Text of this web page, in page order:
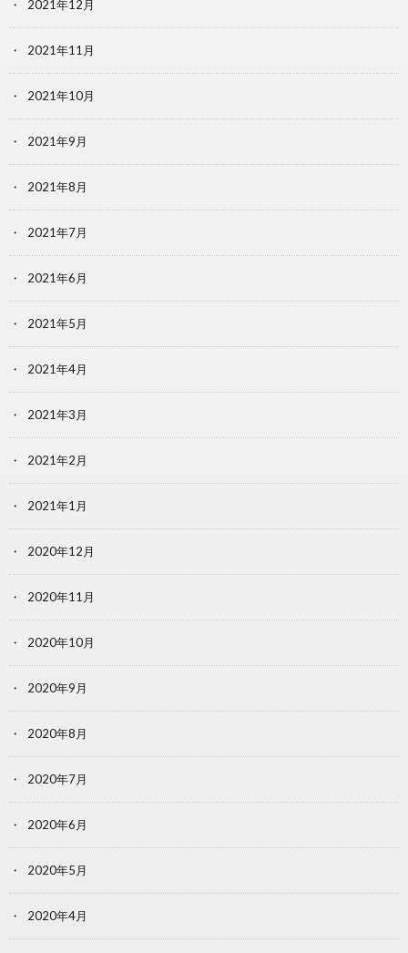
2021年12月
2021年11月
2021年10月
2021年9月
2021年8月
2021年7月
2021年6月
2021年5月
2021年4月
2021年3月
2021年2月
2021年1月
2020年12月
2020年11月
2020年10月
2020年9月
2020年8月
2020年7月
2020年6月
2020年5月
2020年4月